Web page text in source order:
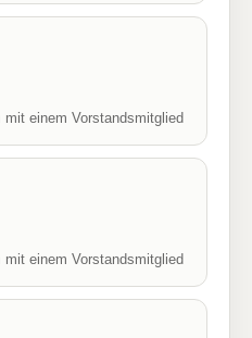
einem Vorstandsmitglied
einem Vorstandsmitglied